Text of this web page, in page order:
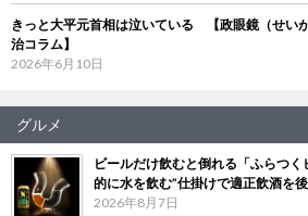
きっと大平元首相は泣いている 【政眼鏡（せい
治コラム】
2026年6月10日
グルメ
ビールだけ飲むと倒れる「ふらつ
的に水を飲む”仕掛けで適正飲酒を
2026年8月7日